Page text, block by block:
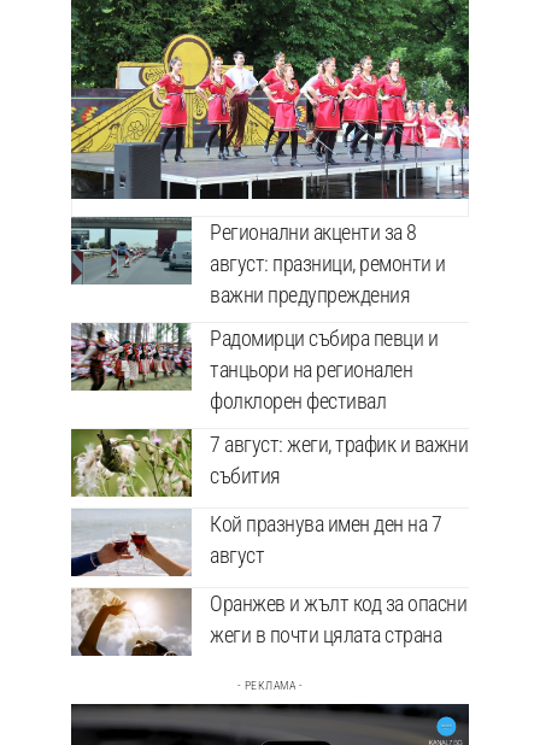
Регионални акценти за 8
август: празници, ремонти и
важни предупреждения
Радомирци събира певци и
танцьори на регионален
фолклорен фестивал
7 август: жеги, трафик и важни
събития
Кой празнува имен ден на 7
август
Оранжев и жълт код за опасни
жеги в почти цялата страна
- РЕКЛАМА -